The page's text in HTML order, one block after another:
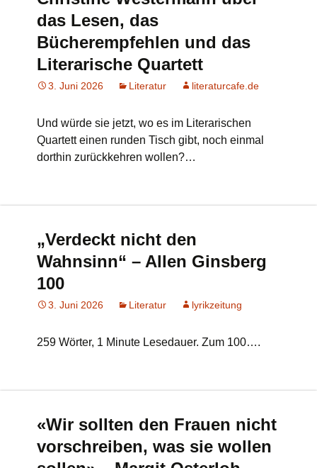
das Lesen, das
Bücherempfehlen und das
Literarische Quartett
3. Juni 2026 Literatur literaturcafe.de
Und würde sie jetzt, wo es im Literarischen
Quartett einen runden Tisch gibt, noch einmal
dorthin zurückkehren wollen?…
„Verdeckt nicht den
Wahnsinn“ – Allen Ginsberg
100
3. Juni 2026 Literatur lyrikzeitung
259 Wörter, 1 Minute Lesedauer. Zum 100….
«Wir sollten den Frauen nicht
vorschreiben, was sie wollen